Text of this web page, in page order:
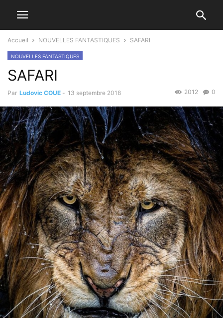
Accueil NOUVELLES FANTASTIQUES SAFARI
NOUVELLES FANTASTIQUES
SAFARI
Par Ludovic COUE - 13 septembre 2018 0
2012